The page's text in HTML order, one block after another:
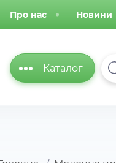
Новини
Про нас
Каталог